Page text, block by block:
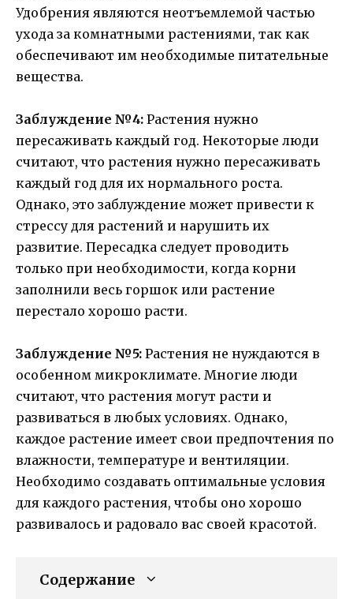
Удобрения являются неотъемлемой частью
ухода за комнатными растениями, так как
обеспечивают им необходимые питательные
вещества.
Заблуждение №4: Растения нужно
пересаживать каждый год. Некоторые люди
считают, что растения нужно пересаживать
каждый год для их нормального роста.
Однако, это заблуждение может привести к
стрессу для растений и нарушить их
развитие. Пересадка следует проводить
только при необходимости, когда корни
заполнили весь горшок или растение
перестало хорошо расти.
Заблуждение №5: Растения не нуждаются в
особенном микроклимате. Многие люди
считают, что растения могут расти и
развиваться в любых условиях. Однако,
каждое растение имеет свои предпочтения по
влажности, температуре и вентиляции.
Необходимо создавать оптимальные условия
для каждого растения, чтобы оно хорошо
развивалось и радовало вас своей красотой.
Содержание